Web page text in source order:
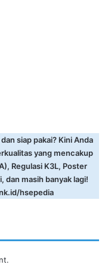
siap pakai? Kini Anda
yang mencakup
Regulasi K3L, Poster
dan masih banyak lagi!
hsepedia